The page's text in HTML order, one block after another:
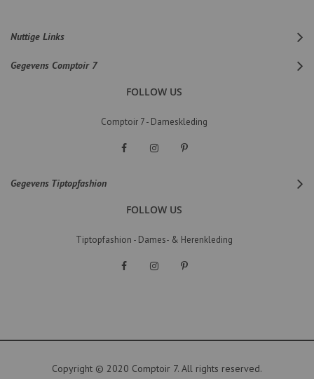
Nuttige Links
Gegevens Comptoir 7
FOLLOW US
Comptoir 7 - Dameskleding
Gegevens Tiptopfashion
FOLLOW US
Tiptopfashion - Dames- & Herenkleding
Copyright © 2020 Comptoir 7. All rights reserved.